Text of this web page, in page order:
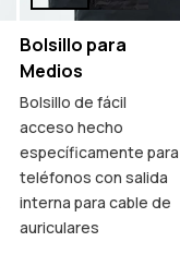
Bolsillo para
Medios
Bolsillo de fácil
acceso hecho
específicamente para
teléfonos con salida
interna para cable de
auriculares